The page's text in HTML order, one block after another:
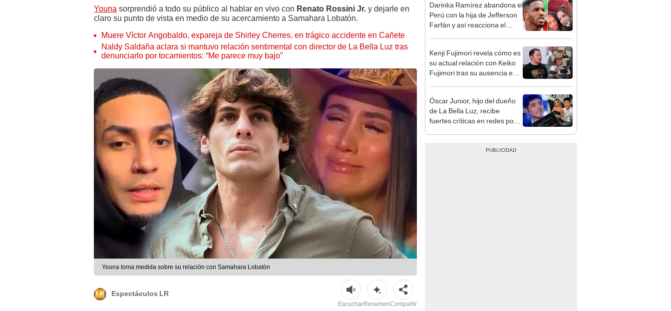
Youna sorprendió a todo su público al hablar en vivo con Renato Rossini Jr. y dejarle en
claro su punto de vista en medio de su acercamiento a Samahara Lobatón.
Muere Víctor Angobaldo, expareja de Shirley Cherres, en trágico accidente en Cañete
Naldy Saldaña aclara si mantuvo relación sentimental con director de La Bella Luz tras
denunciarlo por tocamientos: “Me parece muy bajo”
Youna toma medida sobre su relación con Samahara Lobatón
Espectáculos LR
EscucharResumenCompartir
bajo”
2
Darinka Ramírez abandona el
Perú con la hija de Jefferson
Farfán y así reacciona el
3
Kenji Fujimori revela cómo es
su actual relación con Keiko
Fujimori tras su ausencia en
4
Óscar Junior, hijo del dueño
de La Bella Luz, recibe
fuertes críticas en redes por